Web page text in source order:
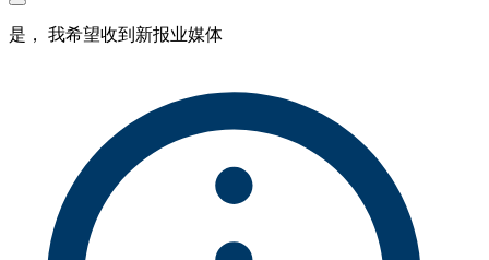
是， 我希望收到新报业媒体